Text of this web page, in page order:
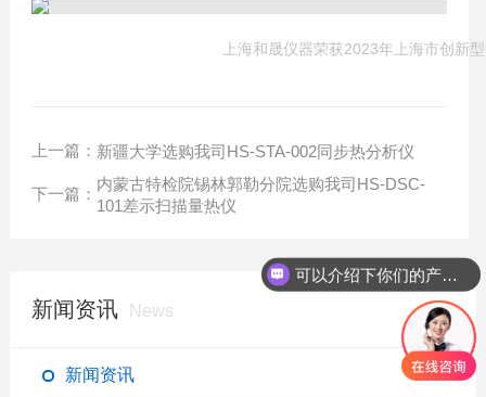
上海和晟仪器荣获2023年上海市创新
上一篇： 新疆大学选购我司HS-STA-002同步热分析仪
下一篇：
内蒙古特检院锡林郭勒分院选购我司HS-DSC-
101差示扫描量热仪
新闻资讯 News
新闻资讯
可以介绍下你们的产品么？